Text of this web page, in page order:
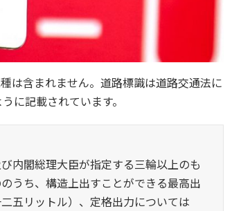
は含まれません。道路標識は道路交通法に
に記載されています。
内閣総理大臣が指定する三輪以上のも
うち、構造上出すことができる最高出
五リットル）、定格出力については